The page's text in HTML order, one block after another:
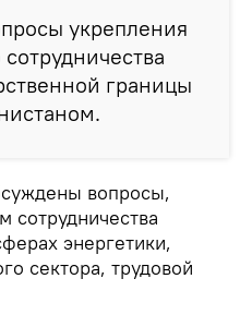
укрепления
границы
вопросы,
сотрудничества
энергетики,
сектора, трудовой